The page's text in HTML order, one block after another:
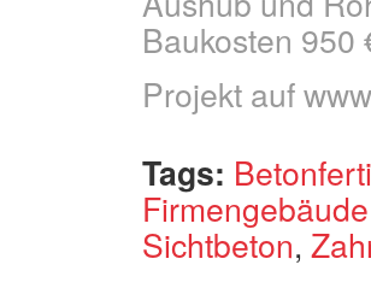
Baukosten 950
Projekt auf
Tags:
Firmengebäude
Sichtbeton,